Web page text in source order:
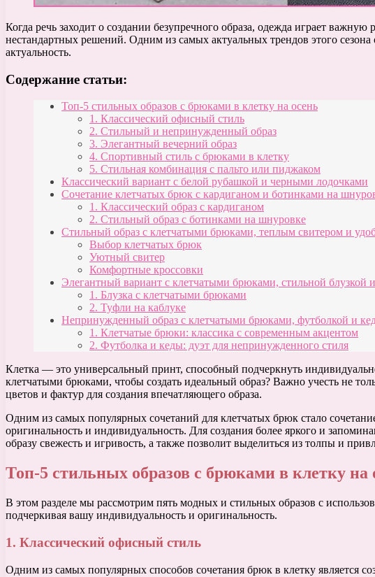
Когда речь заходит о создании безупречного образа, одежда играет
нестандартных решений. Одним из самых актуальных трендов этого
актуальность.
Содержание статьи:
Топ-5 стильных образов с брюками в клетку на осень
1. Классический офисный стиль
2. Стильный и непринужденный образ
3. Элегантный вечерний образ
4. Спортивный стиль с брюками в клетку
5. Стильная комбинация с пальто или пиджаком
Классический вариант с белой рубашкой и черными лодочками
Сочетание клетчатых брюк с кардиганом и ботинками на
1. Классический образ с кардиганом
2. Стильный образ с ботинками на шнуровке
Стильный образ с клетчатыми брюками, теплым свитером и
Выбор клетчатых брюк
Уютный свитер
Комфортные кроссовки
Элегантный вариант с клетчатыми брюками, стильной блузкой
1. Блузка с клетчатыми брюками
2. Туфли на каблуке
Непринужденный образ с клетчатыми брюками, футболкой и
1. Клетчатые брюки: классика с современным акцентом
2. Футболка и кеды: дуэт для непринужденного стиля
Клетка — это универсальный принт, способный подчеркнуть
клетчатыми брюками, чтобы создать идеальный образ? Важно учесть не
цветов и фактур для создания впечатляющего образа.
Одним из самых популярных сочетаний для клетчатых брюк стало
оригинальность и индивидуальность. Для создания более яркого и
образу свежесть и игривость, а также позволит выделиться из толпы и
Топ-5 стильных образов с брюками в клетку на
В этом разделе мы рассмотрим пять модных и стильных образов с
подчеркивая вашу индивидуальность и оригинальность.
1. Классический офисный стиль
Одним из самых популярных способов сочетания брюк в клетку является